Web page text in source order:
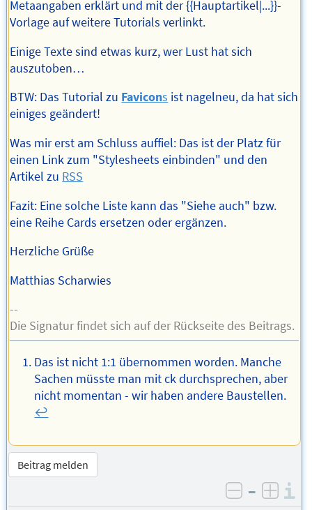
Metaangaben erklärt und mit der {{Hauptartikel|...}}-
Vorlage auf weitere Tutorials verlinkt.
Einige Texte sind etwas kurz, wer Lust hat sich
auszutoben…
BTW: Das Tutorial zu Favicons ist nagelneu, da hat sich
einiges geändert!
Was mir erst am Schluss auffiel: Das ist der Platz für
einen Link zum "Stylesheets einbinden" und den
Artikel zu RSS
Fazit: Eine solche Liste kann das "Siehe auch" bzw.
eine Reihe Cards ersetzen oder ergänzen.
Herzliche Grüße
Matthias Scharwies
--
Die Signatur findet sich auf der Rückseite des Beitrags.
Das ist nicht 1:1 übernommen worden. Manche
Sachen müsste man mit ck durchsprechen, aber
nicht momentan - wir haben andere Baustellen.
↩︎
Beitrag melden
negativ
–